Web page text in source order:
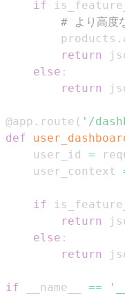
if
# より高度
        products
.
return
else :
return
@app . route ( '/
def
    user_id
=
    user_context
if
return
else :
return
if __name__ ==